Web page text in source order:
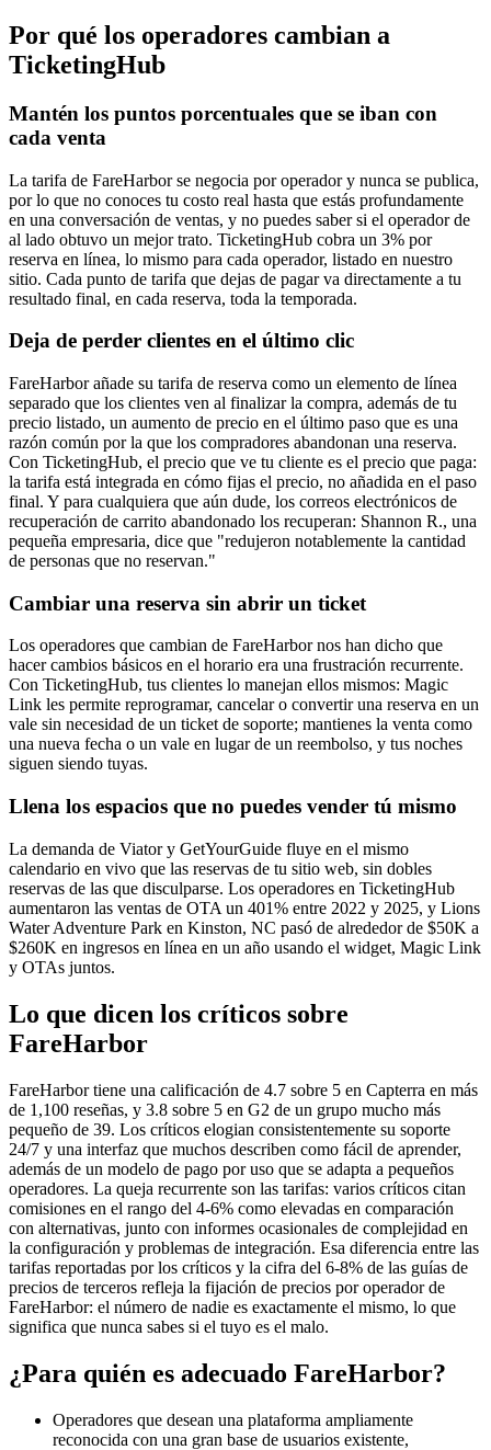
Por qué los operadores cambian a
TicketingHub
Mantén los puntos porcentuales que se iban con
cada venta
La tarifa de FareHarbor se negocia por operador y nunca se publica,
por lo que no conoces tu costo real hasta que estás profundamente
en una conversación de ventas, y no puedes saber si el operador de
al lado obtuvo un mejor trato. TicketingHub cobra un 3% por
reserva en línea, lo mismo para cada operador, listado en nuestro
sitio. Cada punto de tarifa que dejas de pagar va directamente a tu
resultado final, en cada reserva, toda la temporada.
Deja de perder clientes en el último clic
FareHarbor añade su tarifa de reserva como un elemento de línea
separado que los clientes ven al finalizar la compra, además de tu
precio listado, un aumento de precio en el último paso que es una
razón común por la que los compradores abandonan una reserva.
Con TicketingHub, el precio que ve tu cliente es el precio que paga:
la tarifa está integrada en cómo fijas el precio, no añadida en el paso
final. Y para cualquiera que aún dude, los correos electrónicos de
recuperación de carrito abandonado los recuperan: Shannon R., una
pequeña empresaria, dice que "redujeron notablemente la cantidad
de personas que no reservan."
Cambiar una reserva sin abrir un ticket
Los operadores que cambian de FareHarbor nos han dicho que
hacer cambios básicos en el horario era una frustración recurrente.
Con TicketingHub, tus clientes lo manejan ellos mismos: Magic
Link les permite reprogramar, cancelar o convertir una reserva en un
vale sin necesidad de un ticket de soporte; mantienes la venta como
una nueva fecha o un vale en lugar de un reembolso, y tus noches
siguen siendo tuyas.
Llena los espacios que no puedes vender tú mismo
La demanda de Viator y GetYourGuide fluye en el mismo
calendario en vivo que las reservas de tu sitio web, sin dobles
reservas de las que disculparse. Los operadores en TicketingHub
aumentaron las ventas de OTA un 401% entre 2022 y 2025, y Lions
Water Adventure Park en Kinston, NC pasó de alrededor de $50K a
$260K en ingresos en línea en un año usando el widget, Magic Link
y OTAs juntos.
Lo que dicen los críticos sobre
FareHarbor
FareHarbor tiene una calificación de 4.7 sobre 5 en Capterra en más
de 1,100 reseñas, y 3.8 sobre 5 en G2 de un grupo mucho más
pequeño de 39. Los críticos elogian consistentemente su soporte
24/7 y una interfaz que muchos describen como fácil de aprender,
además de un modelo de pago por uso que se adapta a pequeños
operadores. La queja recurrente son las tarifas: varios críticos citan
comisiones en el rango del 4-6% como elevadas en comparación
con alternativas, junto con informes ocasionales de complejidad en
la configuración y problemas de integración. Esa diferencia entre las
tarifas reportadas por los críticos y la cifra del 6-8% de las guías de
precios de terceros refleja la fijación de precios por operador de
FareHarbor: el número de nadie es exactamente el mismo, lo que
significa que nunca sabes si el tuyo es el malo.
¿Para quién es adecuado FareHarbor?
Operadores que desean una plataforma ampliamente
reconocida con una gran base de usuarios existente,